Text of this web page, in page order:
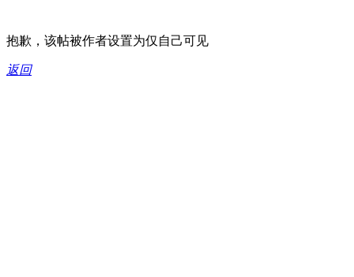
抱歉，该帖被作者设置为仅自己可见
返回